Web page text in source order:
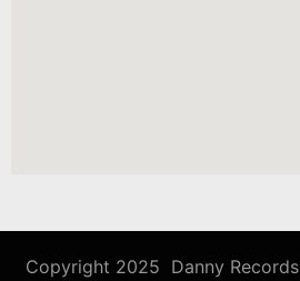
Copyright 2025 Danny